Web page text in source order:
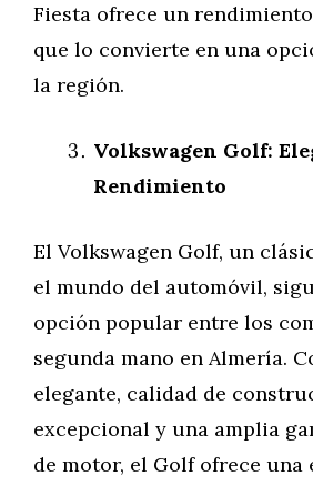
Fiesta ofrece un
que lo convierte en una
la región.
Volkswagen Golf:
Rendimiento
El Volkswagen Golf, un
el mundo del automóvil,
opción popular entre los
segunda mano en Almería.
elegante, calidad de
excepcional y una amplia
de motor, el Golf ofrece una